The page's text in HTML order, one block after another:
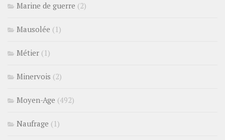
Marine de guerre (2)
Mausolée (1)
Métier (1)
Minervois (2)
Moyen-Age (492)
Naufrage (1)